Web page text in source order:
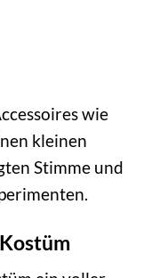
wie
kleinen
Stimme und